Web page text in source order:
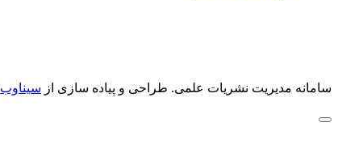
سامانه مدیریت نشریات علمی. طراحی و پیاده سازی از سیناوب